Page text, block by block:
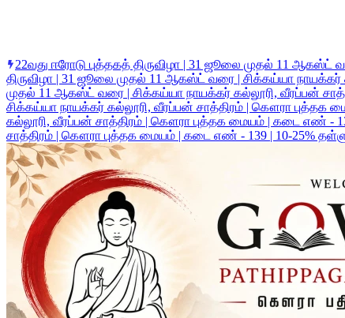
22வது ஈரோடு புத்தகத் திருவிழா | 31 ஜூலை முதல் 11
திருவிழா | 31 ஜூலை முதல் 11 ஆகஸ்ட் வரை | சிக்கய்யா
முதல் 11 ஆகஸ்ட் வரை | சிக்கய்யா நாயக்கர் கல்லூரி, வீரப்பன்
சிக்கய்யா நாயக்கர் கல்லூரி, வீரப்பன் சாத்திரம் | கௌரா புத்தக
கல்லூரி, வீரப்பன் சாத்திரம் | கௌரா புத்தக மையம் | கடை எண் -
சாத்திரம் | கௌரா புத்தக மையம் | கடை எண் - 139 | 10-25%